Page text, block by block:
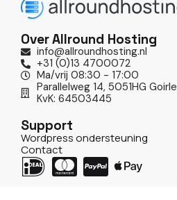
Over Allround Hosting
info@allroundhosting.nl
+31 (0)13 4700072
Ma/vrij 08:30 - 17:00
Parallelweg 14, 5051HG Goirle
KvK: 64503445
Support
Wordpress ondersteuning
Contact